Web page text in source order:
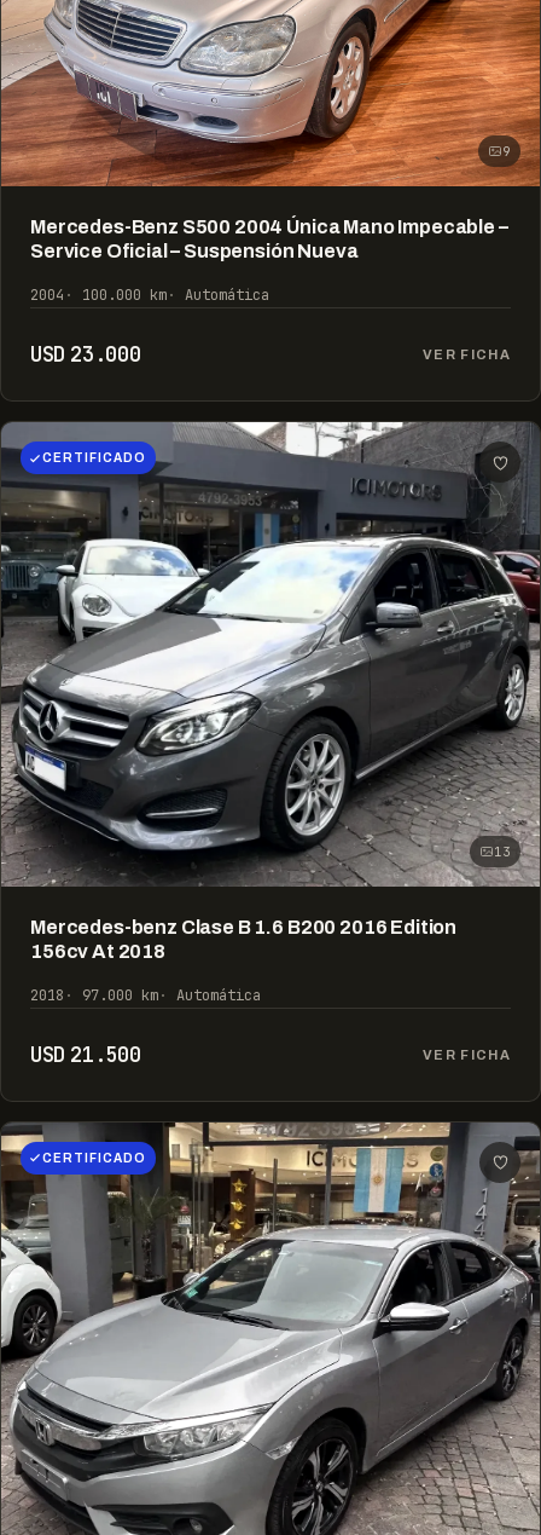
9
Mercedes-Benz S500 2004 Única Mano Impecable –
Service Oficial – Suspensión Nueva
2004 100.000 km Automática
USD 23.000 VER FICHA
CERTIFICADO
13
Mercedes-benz Clase B 1.6 B200 2016 Edition
156cv At 2018
2018 97.000 km Automática
USD 21.500 VER FICHA
CERTIFICADO